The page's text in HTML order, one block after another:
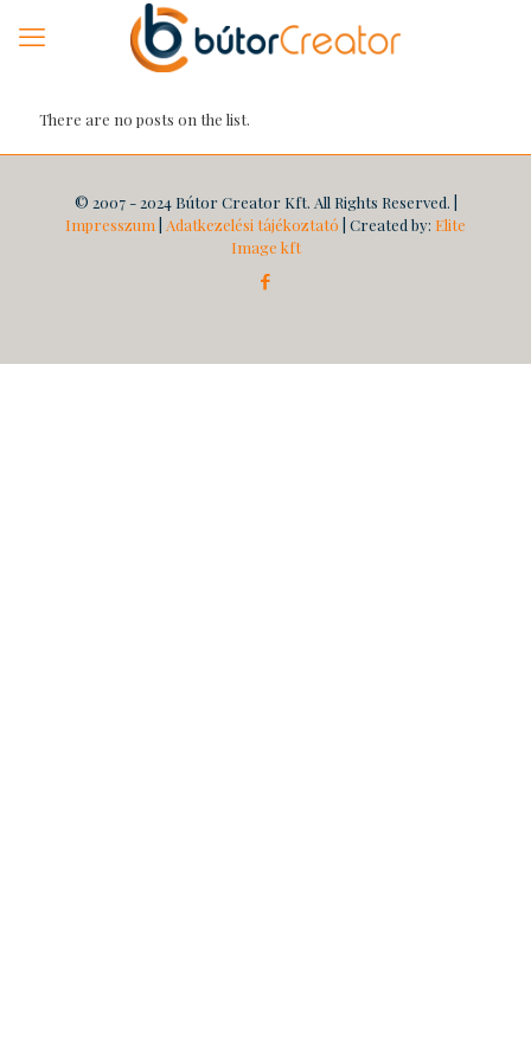
There are no posts on the list.
© 2007 - 2024 Bútor Creator Kft. All Rights Reserved. |
Impresszum
Adatkezelési tájékoztató | Created by: Elite
Image kft